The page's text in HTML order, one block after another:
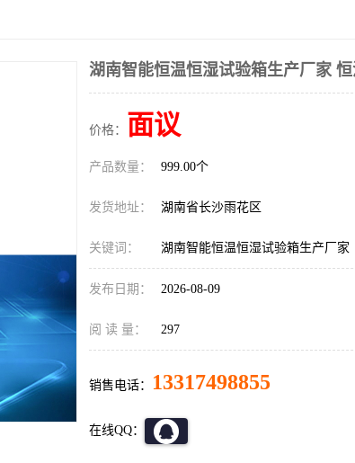
湖南智能恒温恒湿试验箱生产厂家
价格： 面议
产品数量： 999.00个
发货地址： 湖南省长沙雨花区
关键词： 湖南智能恒温恒湿试验箱生产厂家
发布日期： 2026-08-09
阅 读 量： 297
销售电话： 13317498855
在线QQ：